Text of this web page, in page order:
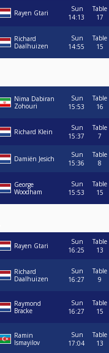
Rayen Gtari
Sun
14:13
Table
17
Richard
Daalhuizen
Sun
14:55
Table
15
Nima Dabiran
Zohouri
Sun
15:53
Table
16
Richard Klein
Sun
15:37
Table
7
Damiën Jesich
Sun
15:36
Table
8
George
Woodham
Sun
15:53
Table
15
Rayen Gtari
Sun
16:25
Table
13
Richard
Daalhuizen
Sun
16:27
Table
9
Raymond
Bracke
Sun
16:27
Table
15
Ramin
Ismayilov
Sun
17:04
Table
13